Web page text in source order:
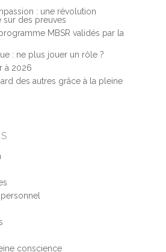
: une révolution
sur des preuves
MBSR validés par la
: ne plus jouer un rôle ?
à 2026
des autres grâce à la pleine
conscience